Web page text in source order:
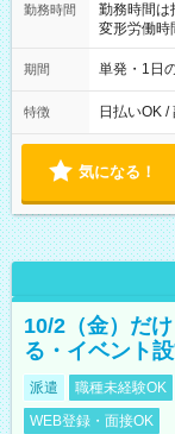
勤務時間
勤務時間は
変形労働時間制
10/26 全日
～9/19のみ
00
期間 単発・1日
特徴 日払いOK /
気になる！
10/2（金）だ
る・イベント
派遣 職種未経験OK
WEB登録・面接OK